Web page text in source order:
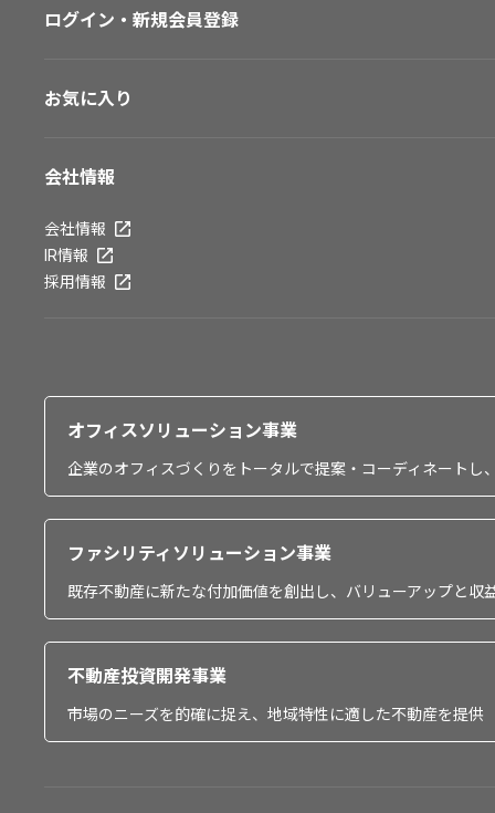
ログイン・新規会員登録
お気に入り
会社情報
会社情報
IR情報
採用情報
オフィスソリューション事業
企業のオフィスづくりをトータルで提案・コーディネート
ファシリティソリューション事業
既存不動産に新たな付加価値を創出し、バリューアップと収
不動産投資開発事業
市場のニーズを的確に捉え、地域特性に適した不動産を提供